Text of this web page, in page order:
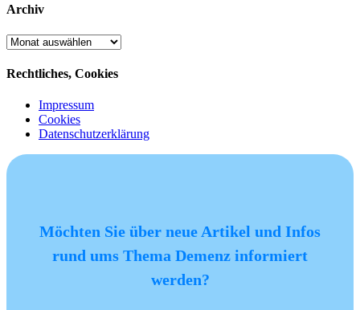
Archiv
Archiv
Rechtliches, Cookies
Impressum
Cookies
Datenschutzerklärung
Möchten Sie über neue Artikel und Infos
rund ums Thema Demenz informiert
werden?